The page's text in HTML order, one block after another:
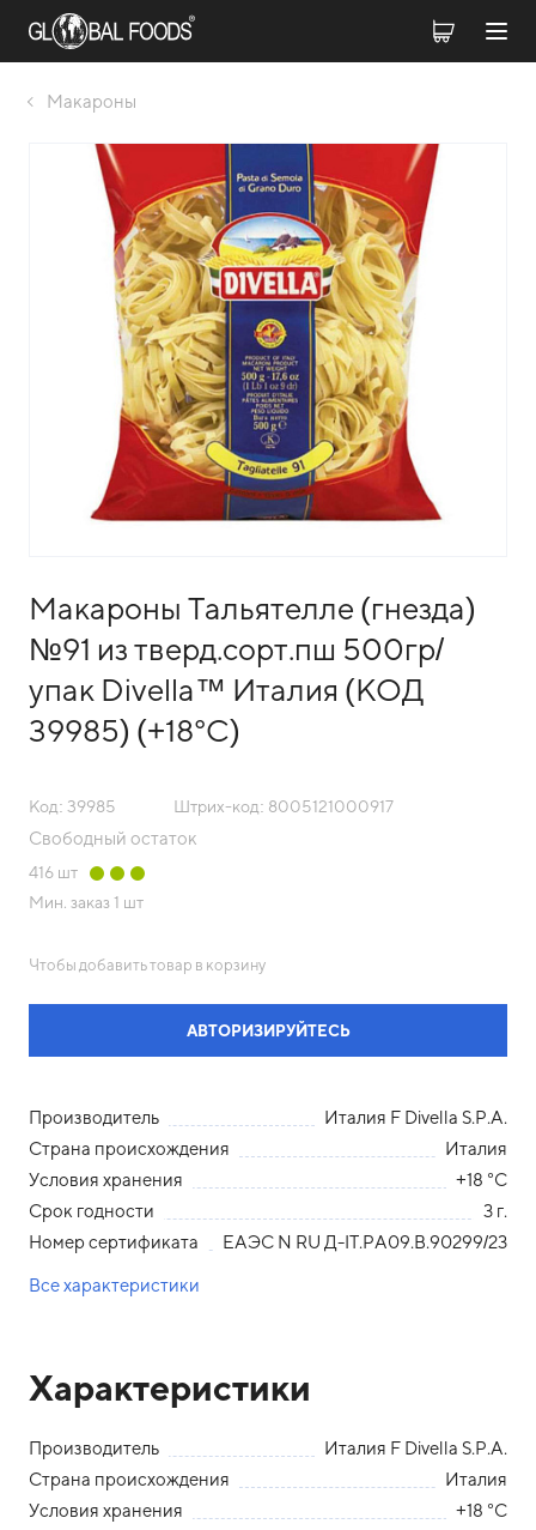
Макароны
Макароны Тальятелле (гнезда)
№91 из тверд.сорт.пш 500гр/
упак Divella™ Италия (КОД
39985) (+18°С)
Код: 39985 Штрих-код: 8005121000917
Свободный остаток
416 шт
Мин. заказ 1 шт
Чтобы добавить товар в корзину
АВТОРИЗИРУЙТЕСЬ
Производитель
Италия F Divella S.P.A.
Страна происхождения
Италия
Условия хранения
+18 °С
Срок годности
3 г.
Номер сертификата
ЕАЭС N RU Д-IT.РА09.В.90299/23
Все характеристики
Характеристики
Производитель
Италия F Divella S.P.A.
Страна происхождения
Италия
Условия хранения
+18 °С